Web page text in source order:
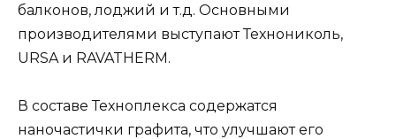
балконов, лоджий и т.д. Основными
производителями выступают Технониколь,
URSA и RAVATHERM.
В составе Техноплекса содержатся
наночастички графита, что улучшают его